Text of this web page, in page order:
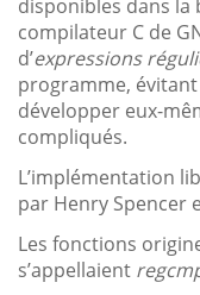
disponibles dans
compilateur C de
d’expressions
programme,
développer eux-
compliqués.
L’implémentation
par Henry Spencer
Les fonctions
s’appellaient